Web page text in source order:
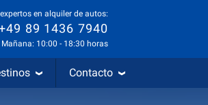
en alquiler de autos:
89 1436 7940
Mañana: 10:00 - 18:30 horas
Contacto